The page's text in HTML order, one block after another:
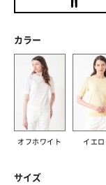
カラー
オフホワイト イエ
サイズ